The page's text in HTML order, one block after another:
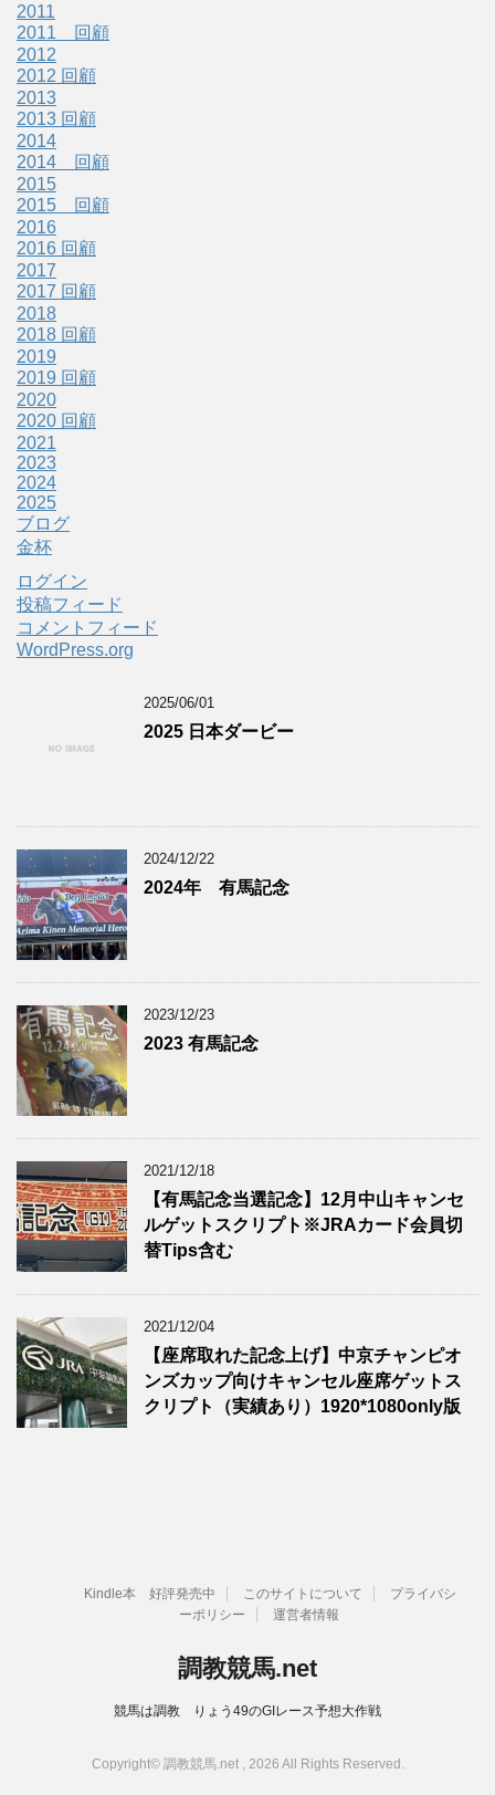
2011
2011 回顧
2012
2012 回顧
2013
2013 回顧
2014
2014 回顧
2015
2015 回顧
2016
2016 回顧
2017
2017 回顧
2018
2018 回顧
2019
2019 回顧
2020
2020 回顧
2021
2023
2024
2025
ブログ
金杯
ログイン
投稿フィード
コメントフィード
WordPress.org
2025/06/01
2025 日本ダービー
2024/12/22
2024年 有馬記念
2023/12/23
2023 有馬記念
2021/12/18
【有馬記念当選記念】12月中山キャンセ
ルゲットスクリプト※JRAカード会員切
替Tips含む
2021/12/04
【座席取れた記念上げ】中京チャンピオ
ンズカップ向けキャンセル座席ゲットス
クリプト（実績あり）1920*1080only版
Kindle本 好評発売中 このサイトについて
プライバシ
ーポリシー
運営者情報
調教競馬.net
競馬は調教 りょう49のGIレース予想大作戦
Copyright© 調教競馬.net , 2026 All Rights Reserved.